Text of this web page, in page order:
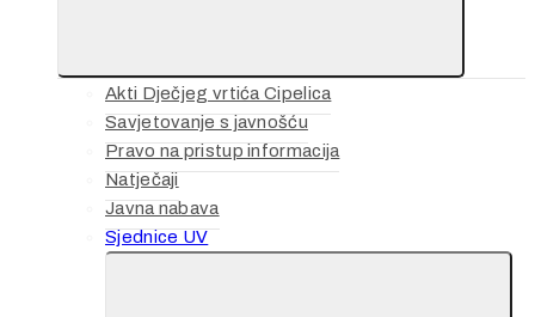
Akti Dječjeg vrtića Cipelica
Savjetovanje s javnošću
Pravo na pristup informacija
Natječaji
Javna nabava
Sjednice UV